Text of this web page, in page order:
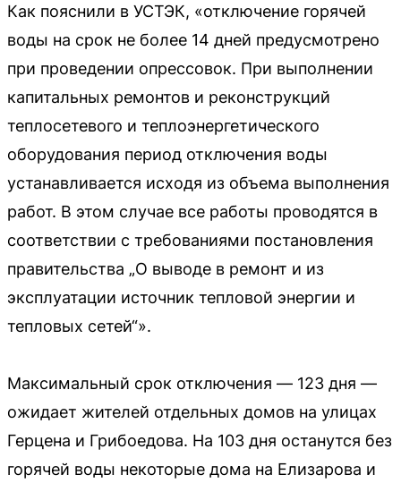
Как пояснили в УСТЭК, «отключение горячей
воды на срок не более 14 дней предусмотрено
при проведении опрессовок. При выполнении
капитальных ремонтов и реконструкций
теплосетевого и теплоэнергетического
оборудования период отключения воды
устанавливается исходя из объема выполнения
работ. В этом случае все работы проводятся в
соответствии с требованиями постановления
правительства „О выводе в ремонт и из
эксплуатации источник тепловой энергии и
тепловых сетей“».
Максимальный срок отключения — 123 дня —
ожидает жителей отдельных домов на улицах
Герцена и Грибоедова. На 103 дня останутся без
горячей воды некоторые дома на Елизарова и